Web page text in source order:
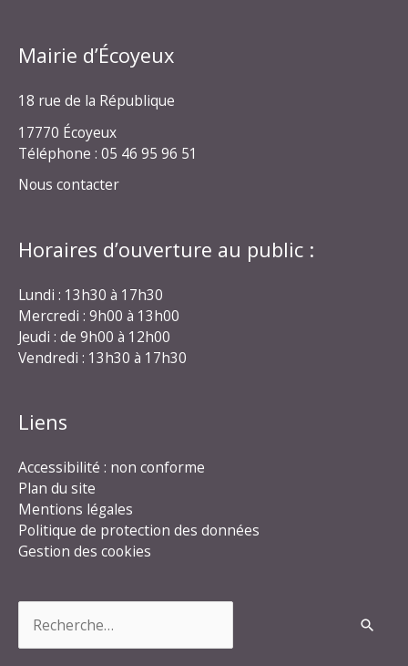
Mairie d’Écoyeux
18 rue de la République
17770 Écoyeux
Téléphone : 05 46 95 96 51
Nous contacter
Horaires d’ouverture au public :
Lundi : 13h30 à 17h30
Mercredi : 9h00 à 13h00
Jeudi : de 9h00 à 12h00
Vendredi : 13h30 à 17h30
Liens
Accessibilité : non conforme
Plan du site
Mentions légales
Politique de protection des données
Gestion des cookies